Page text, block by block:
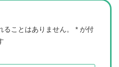
ことはありません。 * が付